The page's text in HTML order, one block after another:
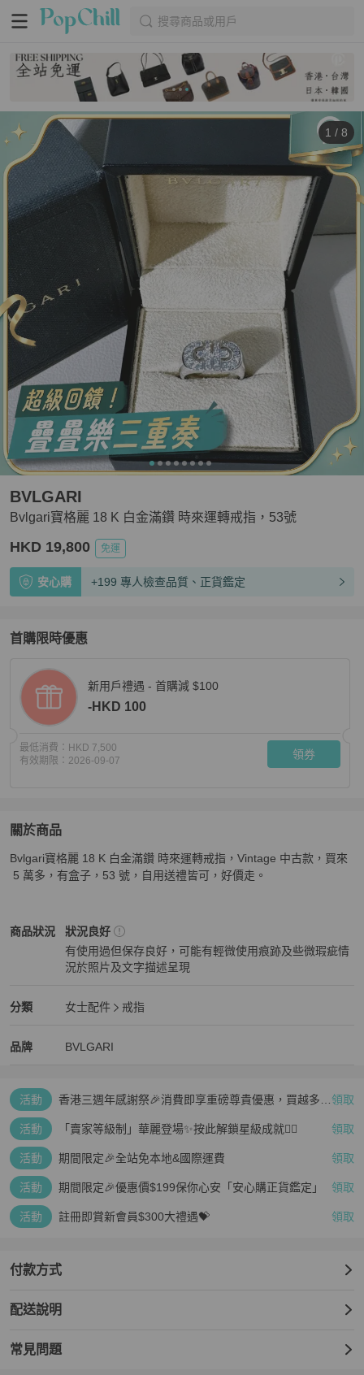
搜尋商品或用戶
1 / 8
Bvlgari寶格麗 18 K 白金滿鑽 時來運轉戒指，53號
BVLGARI
HKD 19,800 免運
安心購 +199 專人檢查品質、正貨鑑定
首購限時優惠
新用戶禮遇 - 首購減 $100
-HKD 100
最低消費： HKD 7,500
有效期限： 2026-09-07 領券
關於商品
關於Bvlgari寶格麗 18 K 白金滿鑽 時來運轉戒指，53號 商品
Bvlgari寶格麗 18 K 白金滿鑽 時來運轉戒指，Vintage 中古款，買來
5 萬多，有盒子，53 號，自用送禮皆可，好價走。
商品狀況
BVLGARI 女士配件商品狀態與細節
狀況良好
有使用過但保存良好，可能有輕微使用痕跡及些微瑕疵情
況於照片及文字描述呈現
分類
BVLGARI 女士配件分類資訊
女士配件
戒指
品牌
BVLGARI 精品女士配件
BVLGARI
BVLGARI 推薦清單
活動
香港三週年感謝祭🎉消費即享重磅尊貴優惠，買越多、 領取
活動 「賣家等級制」華麗登場✨按此解鎖星級成就👆🏻 領取
活動 期間限定🎉全站免本地&國際運費 領取
活動 期間限定🎉優惠價$199保你心安「安心購正貨鑑定」 領取
活動 註冊即賞新會員$300大禮遇💝 領取
付款方式
配送說明
常見問題